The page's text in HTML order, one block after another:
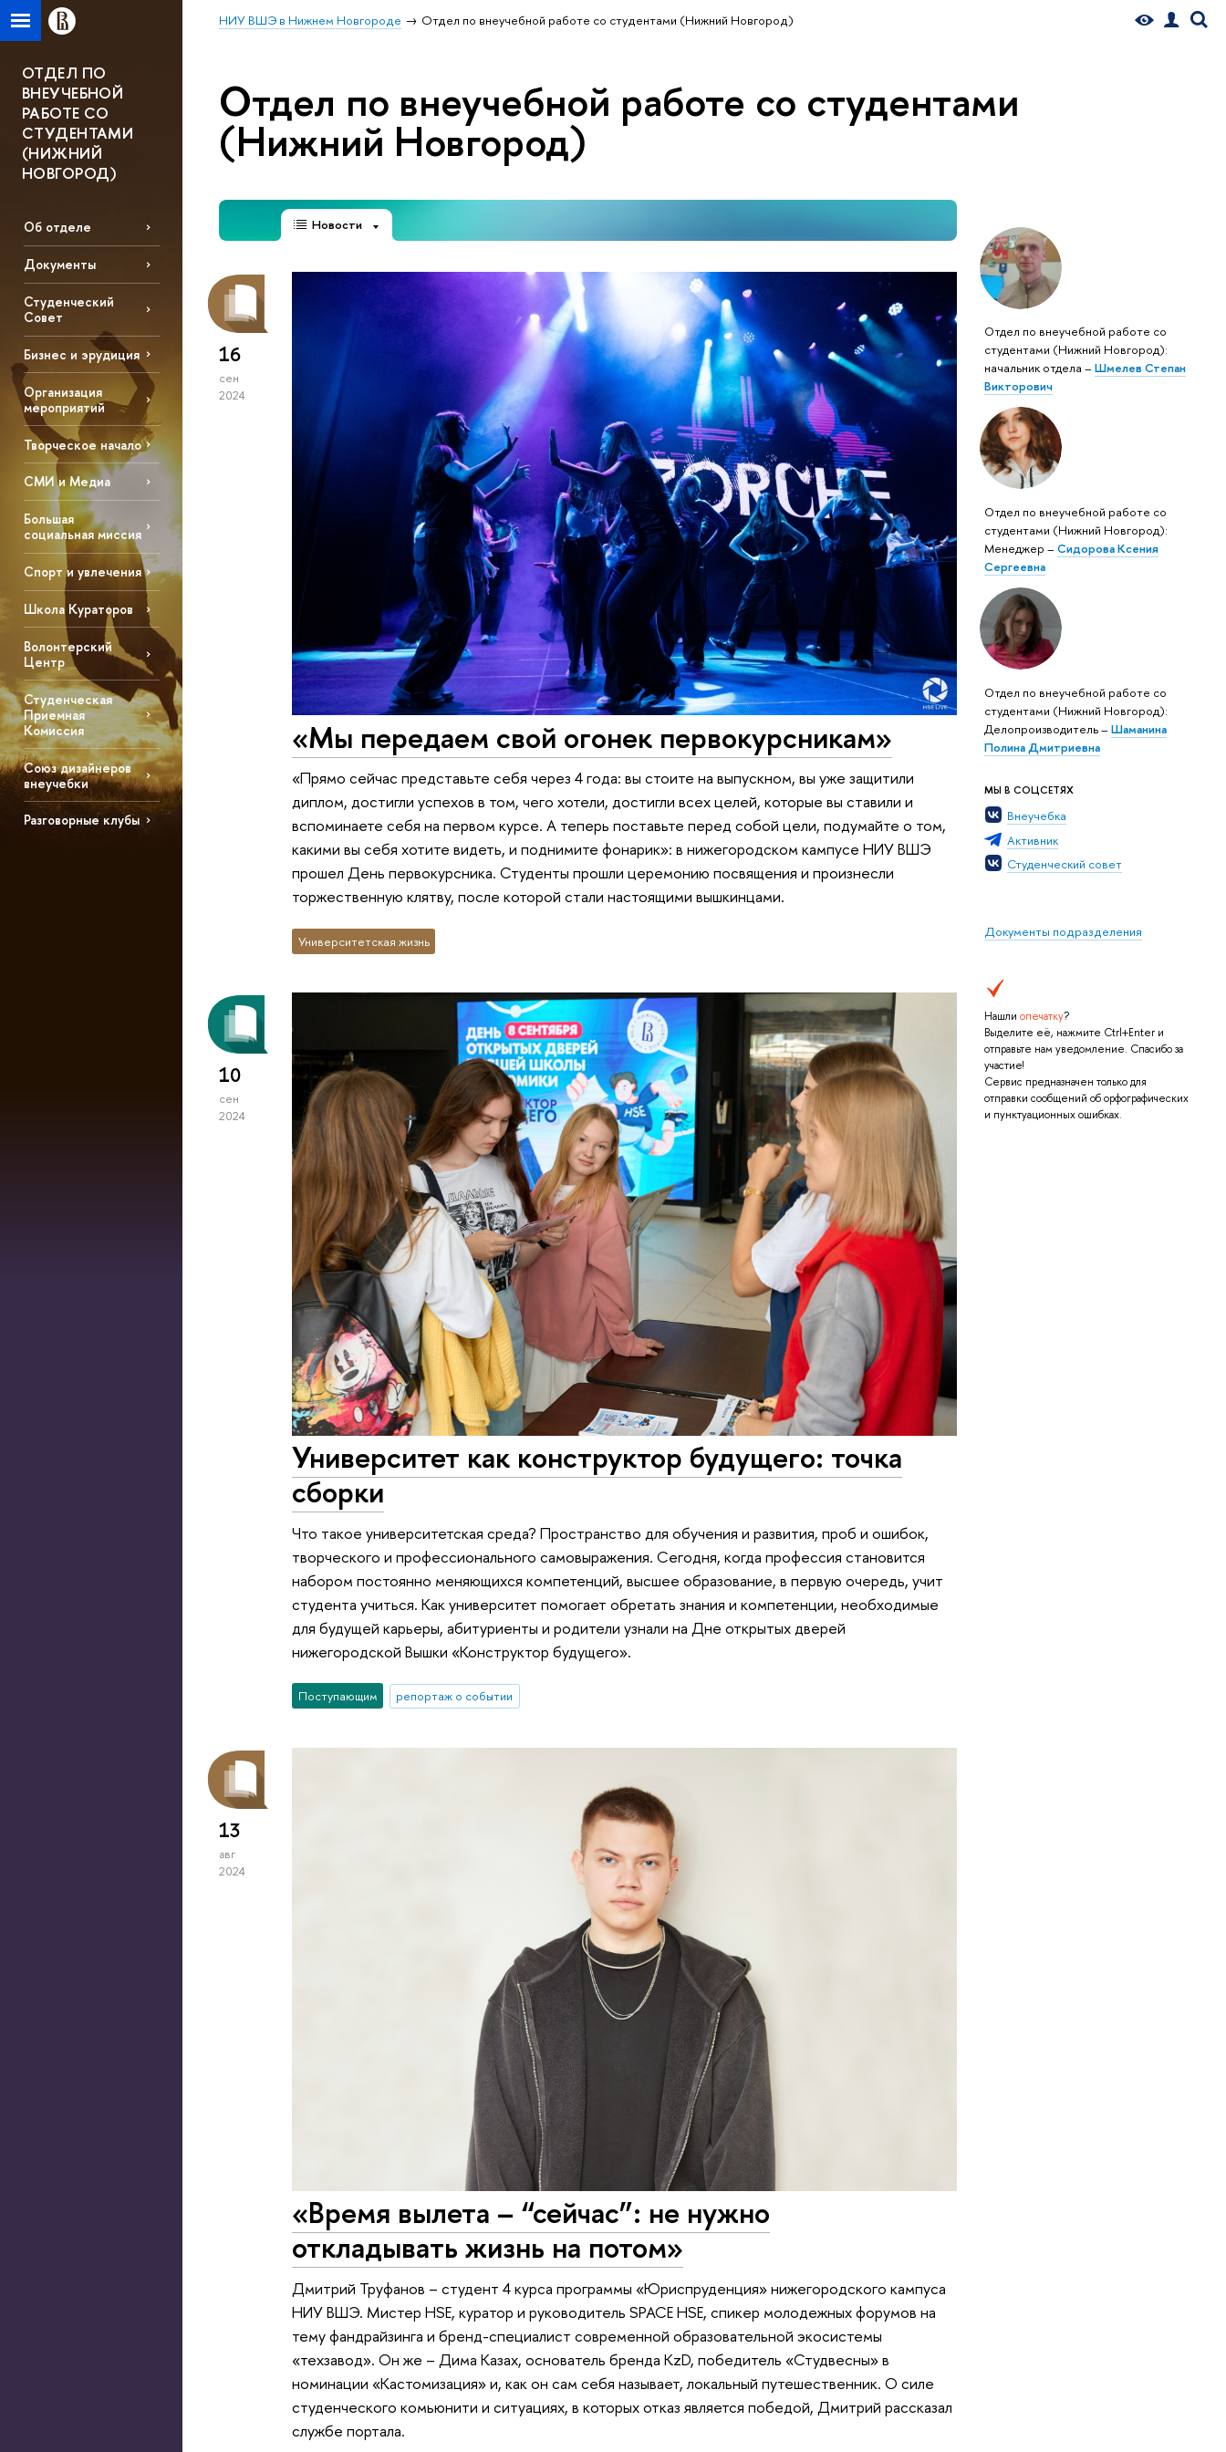
НИУ ВШЭ в Нижнем Новгороде Отдел по внеучебной работе со студентами (Нижний Новгород)
ОТДЕЛ ПО
ВНЕУЧЕБНОЙ
РАБОТЕ СО
СТУДЕНТАМИ
(НИЖНИЙ
НОВГОРОД)
Об отделе
Документы
Студенческий
Совет
Бизнес и эрудиция
Организация
мероприятий
Творческое начало
СМИ и Медиа
Большая
социальная миссия
Спорт и увлечения
Школа Кураторов
Волонтерский
Центр
Студенческая
Приемная
Комиссия
Союз дизайнеров
внеучебки
Разговорные клубы
Отдел по внеучебной работе со студентами
(Нижний Новгород)
Отдел по внеучебной работе со
студентами (Нижний Новгород):
начальник отдела – Шмелев Степан
Викторович
Отдел по внеучебной работе со
студентами (Нижний Новгород):
Менеджер – Сидорова Ксения
Сергеевна
Отдел по внеучебной работе со
студентами (Нижний Новгород):
Делопроизводитель – Шаманина
Полина Дмитриевна
МЫ В СОЦСЕТЯХ
Внеучебка
Активник
Студенческий совет
Документы подразделения
Нашли опечатку?
Выделите её, нажмите Ctrl+Enter и
отправьте нам уведомление. Спасибо за
участие!
Сервис предназначен только для
отправки сообщений об орфографических
и пунктуационных ошибках.
Новости
16
сен
2024
«Мы передаем свой огонек первокурсникам»
«Прямо сейчас представьте себя через 4 года: вы стоите на выпускном, вы уже защитили
диплом, достигли успехов в том, чего хотели, достигли всех целей, которые вы ставили и
вспоминаете себя на первом курсе. А теперь поставьте перед собой цели, подумайте о том,
какими вы себя хотите видеть, и поднимите фонарик»: в нижегородском кампусе НИУ ВШЭ
прошел День первокурсника. Студенты прошли церемонию посвящения и произнесли
торжественную клятву, после которой стали настоящими вышкинцами.
Университетская жизнь
10
сен
2024
Университет как конструктор будущего: точка
сборки
Что такое университетская среда? Пространство для обучения и развития, проб и ошибок,
творческого и профессионального самовыражения. Сегодня, когда профессия становится
набором постоянно меняющихся компетенций, высшее образование, в первую очередь, учит
студента учиться. Как университет помогает обретать знания и компетенции, необходимые
для будущей карьеры, абитуриенты и родители узнали на Дне открытых дверей
нижегородской Вышки «Конструктор будущего».
Поступающим репортаж о событии
13
авг
2024
«Время вылета – “сейчас”: не нужно
откладывать жизнь на потом»
Дмитрий Труфанов – студент 4 курса программы «Юриспруденция» нижегородского кампуса
НИУ ВШЭ. Мистер HSE, куратор и руководитель SPACE HSE, спикер молодежных форумов на
тему фандрайзинга и бренд-специалист современной образовательной экосистемы
«техзавод». Он же – Дима Казах, основатель бренда KzD, победитель «Студвесны» в
номинации «Кастомизация» и, как он сам себя называет, локальный путешественник. О силе
студенческого комьюнити и ситуациях, в которых отказ является победой, Дмитрий рассказал
службе портала.